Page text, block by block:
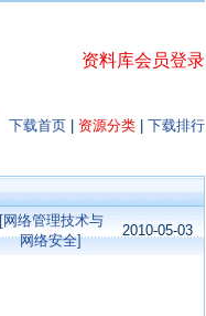
资料库会员登录
下载首页 资源分类
下载排行
[网络管理技术与
网络安全]
2010-05-03